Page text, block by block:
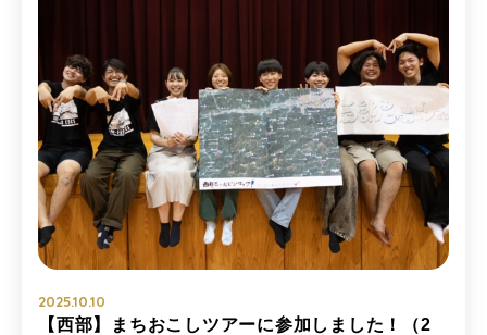
2025.10.10
【西部】まちおこしツアーに参加しました！（2